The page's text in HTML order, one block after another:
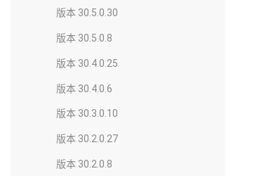
版本 30.5.0.30
版本 30.5.0.8
版本 30.4.0.25
版本 30.4.0.6
版本 30.3.0.10
版本 30.2.0.27
版本 30.2.0.8